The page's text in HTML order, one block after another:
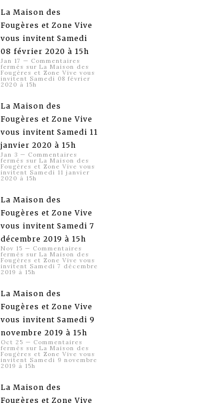
La Maison des
Fougères et Zone Vive
vous invitent Samedi
08 février 2020 à 15h
Jan 17 — Commentaires
fermés sur La Maison des
Fougères et Zone Vive vous
invitent Samedi 08 février
2020 à 15h
La Maison des
Fougères et Zone Vive
vous invitent Samedi 11
janvier 2020 à 15h
Jan 3 — Commentaires
fermés sur La Maison des
Fougères et Zone Vive vous
invitent Samedi 11 janvier
2020 à 15h
La Maison des
Fougères et Zone Vive
vous invitent Samedi 7
décembre 2019 à 15h
Nov 15 — Commentaires
fermés sur La Maison des
Fougères et Zone Vive vous
invitent Samedi 7 décembre
2019 à 15h
La Maison des
Fougères et Zone Vive
vous invitent Samedi 9
novembre 2019 à 15h
Oct 25 — Commentaires
fermés sur La Maison des
Fougères et Zone Vive vous
invitent Samedi 9 novembre
2019 à 15h
La Maison des
Fougères et Zone Vive